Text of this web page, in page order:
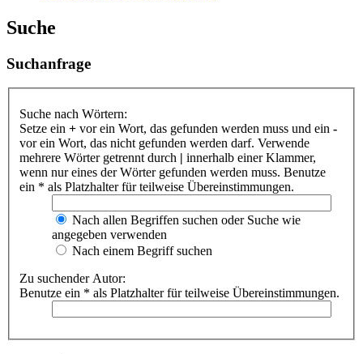
Suche
Suchanfrage
Suche nach Wörtern:
Setze ein + vor ein Wort, das gefunden werden muss und ein -
vor ein Wort, das nicht gefunden werden darf. Verwende
mehrere Wörter getrennt durch | innerhalb einer Klammer,
wenn nur eines der Wörter gefunden werden muss. Benutze
ein * als Platzhalter für teilweise Übereinstimmungen.
Nach allen Begriffen suchen oder Suche wie
angegeben verwenden
Nach einem Begriff suchen
Zu suchender Autor:
Benutze ein * als Platzhalter für teilweise Übereinstimmungen.